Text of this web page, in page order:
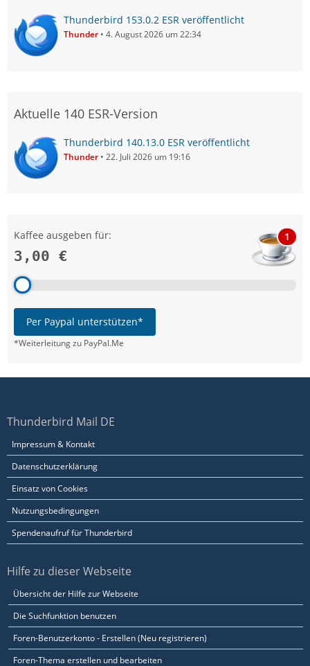
Thunderbird 153.0.2 ESR veröffentlicht
Thunder 4. August 2026 um 22:34
Aktuelle 140 ESR-Version
Thunderbird 140.13.0 ESR veröffentlicht
Thunder 22. Juli 2026 um 19:16
Kaffee ausgeben für:
3,00 €
1
Per Paypal unterstützen*
*Weiterleitung zu PayPal.Me
Thunderbird Mail DE
Impressum & Kontakt
Datenschutzerklärung
Einsatz von Cookies
Nutzungsbedingungen
Spendenaufruf für Thunderbird
Hilfe zu dieser Webseite
Übersicht der Hilfe zur Webseite
Die Suchfunktion benutzen
Foren-Benutzerkonto - Erstellen (Neu registrieren)
Foren-Thema erstellen und bearbeiten